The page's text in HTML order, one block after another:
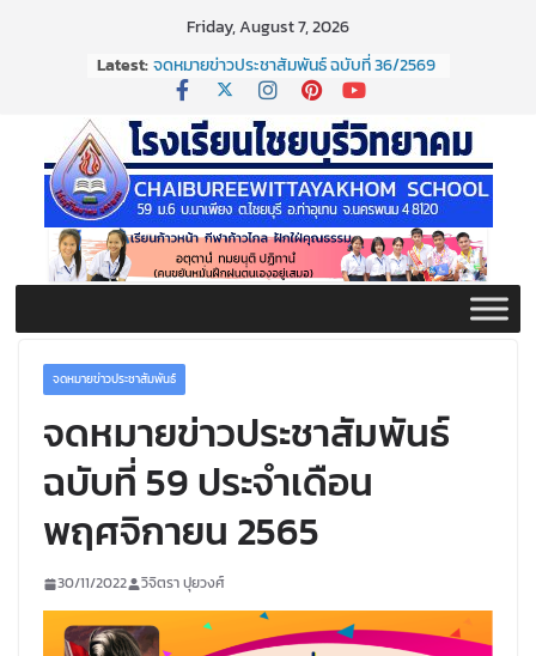
Friday, August 7, 2026
Latest: จดหมายข่าวประชาสัมพันธ์ ฉบับที่ 36/2569
ประจำเดือนมิถุนายน 2569
กิจกรรมวันสุนทรภู่ ประจำปี ๒๕๖๙
จดหมายข่าวประชาสัมพันธ์ ฉบับที่ 38/2569
ประจำเดือนมิถุนายน 2569
จดหมายข่าวประชาสัมพันธ์ ฉบับที่ 37/2569
ประจำเดือนมิถุนายน 2569
จดหมายข่าวประชาสัมพันธ์
จดหมายข่าวประชาสัมพันธ์
ฉบับที่ 59 ประจำเดือน
พฤศจิกายน 2565
30/11/2022 วิจิตรา ปุยวงศ์